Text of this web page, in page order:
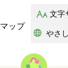
ップ
文字
やさ